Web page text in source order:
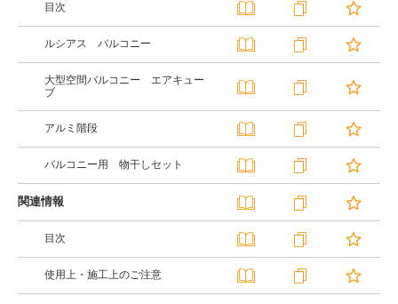
目次
ルシアス バルコニー
大型空間バルコニー エアキュー
ブ
アルミ階段
バルコニー用 物干しセット
関連情報
目次
使用上・施工上のご注意